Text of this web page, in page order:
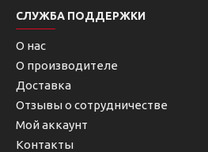
СЛУЖБА ПОДДЕРЖКИ
О нас
О производителе
Доставка
Отзывы о сотрудничестве
Мой аккаунт
Контакты